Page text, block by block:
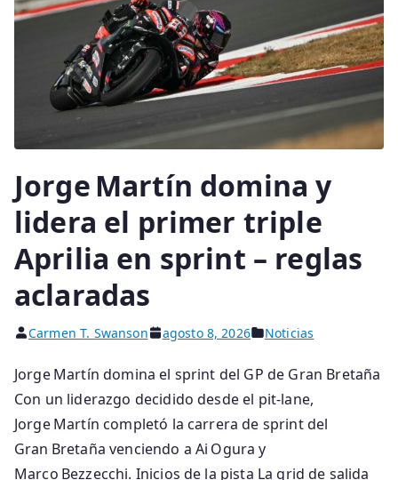
Jorge Martín domina y
lidera el primer triple
Aprilia en sprint – reglas
aclaradas
Carmen T. Swanson agosto 8, 2026 Noticias
Jorge Martín domina el sprint del GP de Gran Bretaña
Con un liderazgo decidido desde el pit‑lane,
Jorge Martín completó la carrera de sprint del
Gran Bretaña venciendo a Ai Ogura y
Marco Bezzecchi. Inicios de la pista La grid de salida